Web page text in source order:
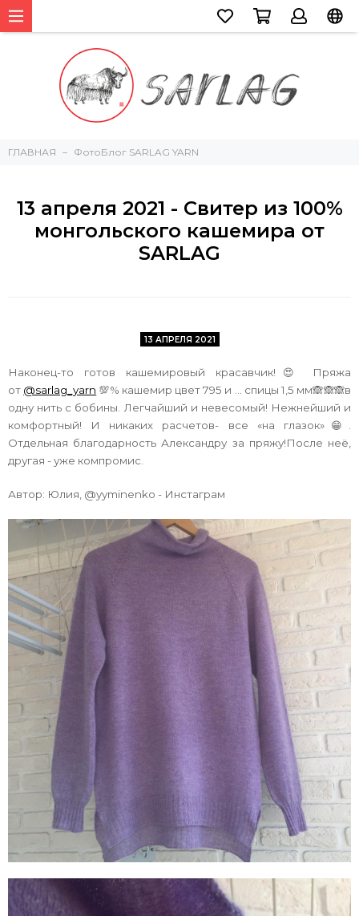
ГЛАВНАЯ ФотоБлог SARLAG YARN
13 апреля 2021 - Свитер из 100%
монгольского кашемира от
SARLAG
13 АПРЕЛЯ 2021
Наконец-то готов кашемировый красавчик!😍 Пряжа
от @sarlag_yarn 💯% кашемир цвет 795 и ... спицы 1,5 мм🙈🙈🙈в
одну нить с бобины. Легчайший и невесомый! Нежнейший и
комфортный! И никаких расчетов- все «на глазок»😁.
Отдельная благодарность Александру за пряжу!После неё,
другая - уже компромис.
Автор: Юлия, @yyminenko - Инстаграм